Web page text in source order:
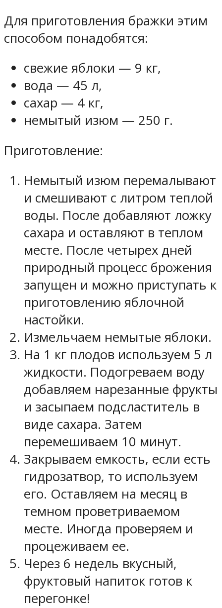
Для приготовления бражки этим
способом понадобятся:
свежие яблоки — 9 кг,
вода — 45 л,
сахар — 4 кг,
немытый изюм — 250 г.
Приготовление:
Немытый изюм перемалывают
и смешивают с литром теплой
воды. После добавляют ложку
сахара и оставляют в теплом
месте. После четырех дней
природный процесс брожения
запущен и можно приступать к
приготовлению яблочной
настойки.
Измельчаем немытые яблоки.
На 1 кг плодов используем 5 л
жидкости. Подогреваем воду
добавляем нарезанные фрукты
и засыпаем подсластитель в
виде сахара. Затем
перемешиваем 10 минут.
Закрываем емкость, если есть
гидрозатвор, то используем
его. Оставляем на месяц в
темном проветриваемом
месте. Иногда проверяем и
процеживаем ее.
Через 6 недель вкусный,
фруктовый напиток готов к
перегонке!